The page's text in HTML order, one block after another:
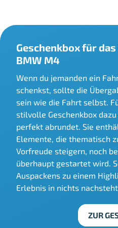
Geschenkbox für
BMW M4
Wenn du jemanden ein
schenkst, sollte die
sein wie die Fahrt selbst.
stilvolle Geschenkbox
perfekt abrundet. Sie
Elemente, die thematisch
Vorfreude steigern, noch
überhaupt gestartet wird.
Auspackens zu einem
Erlebnis in nichts
ZUR